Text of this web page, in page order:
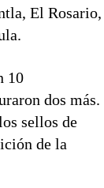
El Rosario,
10
dos más.
sellos de
de la